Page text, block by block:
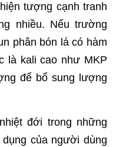
tượng cạnh tranh
nhiều. Nếu trường
phân bón lá có hàm
là kali cao như MKP
để bổ sung lượng
đới trong những
của người dùng